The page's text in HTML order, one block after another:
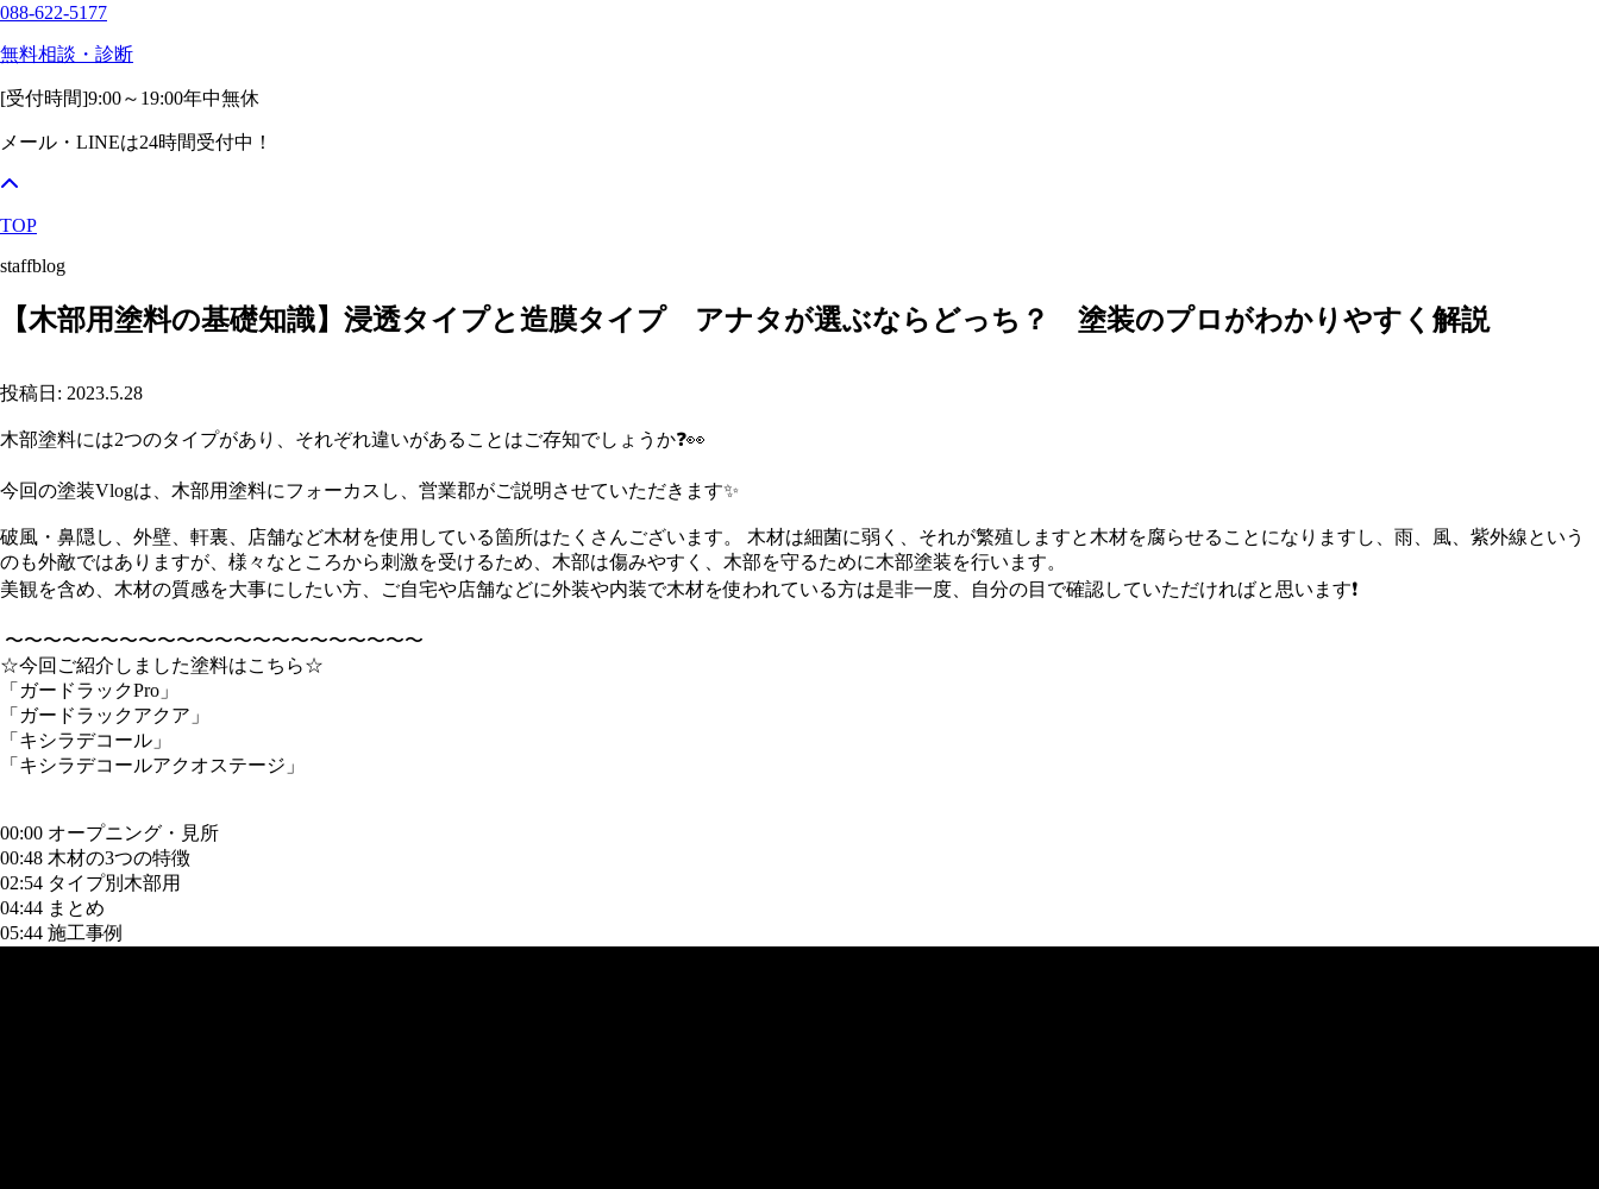
088-622-5177
無料相談・診断
[受付時間]9:00～19:00年中無休
メール・LINEは24時間受付中！
TOP
staffblog
【木部用塗料の基礎知識】浸透タイプと造膜タイプ アナタが選ぶならどっち？ 塗装のプロがわかりやすく解説
投稿日: 2023.5.28
木部塗料には2つのタイプがあり、それぞれ違いがあることはご存知でしょうか❓👀
今回の塗装Vlogは、木部用塗料にフォーカスし、営業郡がご説明させていただきます✨
破風・鼻隠し、外壁、軒裏、店舗など木材を使用している箇所はたくさんございます。 木材は細菌に弱く、それが繁殖しますと木材を腐らせることになりますし、雨、風、紫外線という
のも外敵ではありますが、様々なところから刺激を受けるため、木部は傷みやすく、木部を守るために木部塗装を行います。
美観を含め、木材の質感を大事にしたい方、ご自宅や店舗などに外装や内装で木材を使われている方は是非一度、自分の目で確認していただければと思います❗
〜〜〜〜〜〜〜〜〜〜〜〜〜〜〜〜〜〜〜〜〜〜
☆今回ご紹介しました塗料はこちら☆
「ガードラックPro」
「ガードラックアクア」
「キシラデコール」
「キシラデコールアクオステージ」
00:00 オープニング・見所
00:48 木材の3つの特徴
02:54 タイプ別木部用
04:44 まとめ
05:44 施工事例